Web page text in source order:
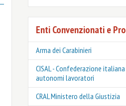
Enti Convenzionati e
Arma dei Carabinieri
CISAL - Confederazione
autonomi lavoratori
CRAL Ministero della Giustizia